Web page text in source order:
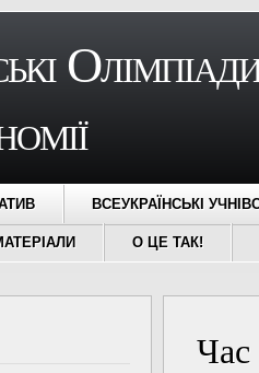
ВСЕУКРАЇНСЬКІ
О ЦЕ ТАК!
Час